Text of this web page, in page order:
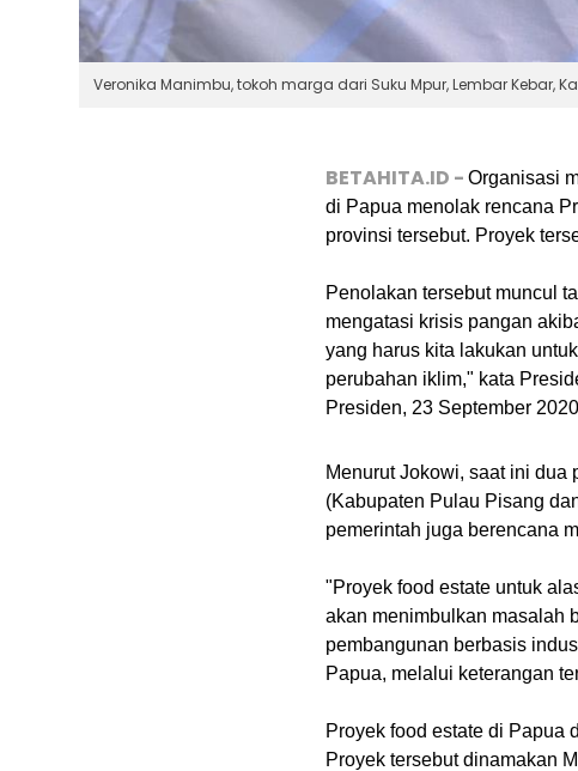
Veronika Manimbu, tokoh marga dari Suku Mpur, Lembar Kebar,
BETAHITA.ID - Organisasi
di Papua menolak rencana
provinsi tersebut. Proyek
Penolakan tersebut muncul
mengatasi krisis pangan
yang harus kita lakukan
perubahan iklim," kata
Presiden, 23 September
Menurut Jokowi, saat ini dua
(Kabupaten Pulau Pisang
pemerintah juga berencana
"Proyek food estate untuk
akan menimbulkan masalah
pembangunan berbasis
Papua, melalui keterangan
Proyek food estate di Papua
Proyek tersebut dinamakan